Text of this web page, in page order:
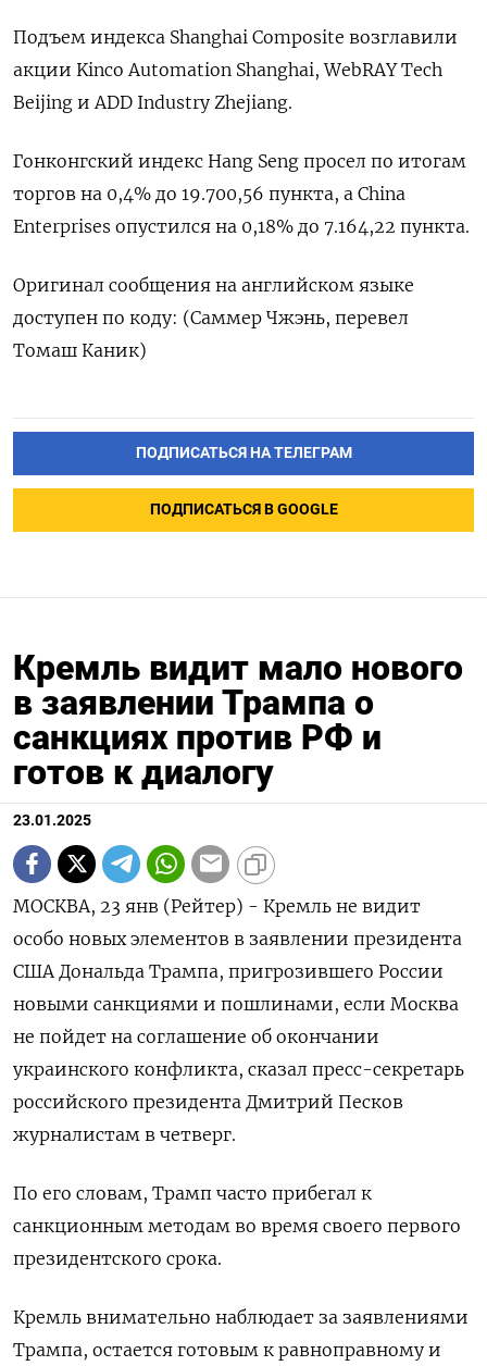
Подъем индекса Shanghai Composite возглавили
акции Kinco Automation Shanghai, WebRAY Tech
Beijing и ADD Industry Zhejiang.
Гонконгский индекс Hang Seng просел по итогам
торгов на 0,4% до 19.700,56​ пункта, а China
Enterprises опустился на 0,18% до 7.164,22 пункта.
Оригинал сообщения на английском языке
доступен по коду: (Саммер Чжэнь, перевел
Томаш Каник)
ПОДПИСАТЬСЯ НА ТЕЛЕГРАМ
ПОДПИСАТЬСЯ В GOOGLE
Кремль видит мало нового
в заявлении Трампа о
санкциях против РФ и
готов к диалогу
23.01.2025
МОСКВА, 23 янв (Рейтер) - Кремль не видит
особо новых элементов в заявлении президента
США Дональда Трампа, пригрозившего России
новыми санкциями и пошлинами, если Москва
не пойдет на соглашение об окончании
украинского конфликта, сказал пресс-секретарь
российского президента Дмитрий Песков
журналистам в четверг.
По его словам, Трамп часто прибегал к
санкционным методам во время своего первого
президентского срока.
Кремль внимательно наблюдает за заявлениями
Трампа, остается готовым к равноправному и